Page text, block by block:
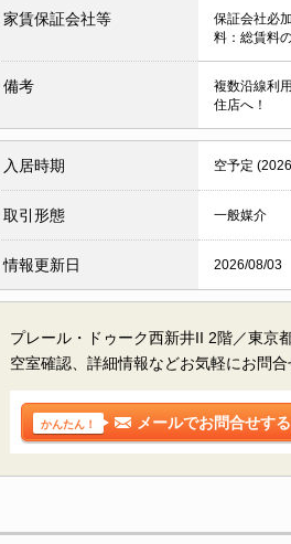
家賃保証会社等
保証会社必
料：総賃料
備考
複数沿線利
住店へ！
入居時期 空予定
取引形態 一般媒介
情報更新日 2026/08/03
プレール・ドゥーク西新井II 2階／東京
空室確認、詳細情報などお気軽にお問合
かんたん！ メールでお問合せする